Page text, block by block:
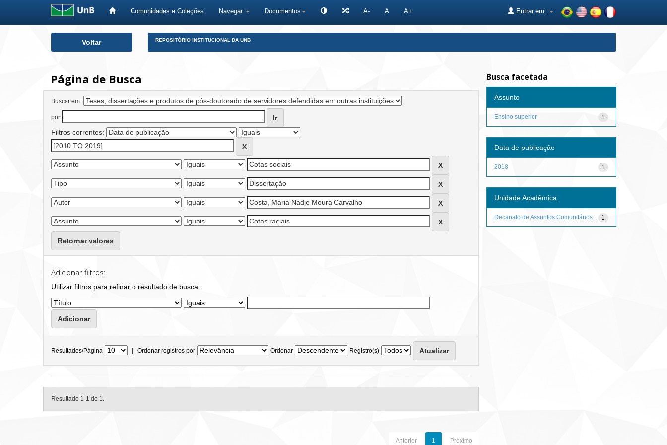
Comunidades e Coleções Navegar Documentos A- A A+ Entrar em:
Voltar REPOSITÓRIO INSTITUCIONAL DA UNB
Página de Busca
Buscar em:
por
Filtros correntes:
Retornar valores
Adicionar filtros:
Utilizar filtros para refinar o resultado de busca.
Resultados/Página | Ordenar registros por Ordenar Registro(s)
Resultado 1-1 de 1.
Anterior 1 Próximo
Busca facetada
Assunto
1
Ensino superior
Data de publicação
1
2018
Unidade Acadêmica
1
Decanato de Assuntos Comunitários...